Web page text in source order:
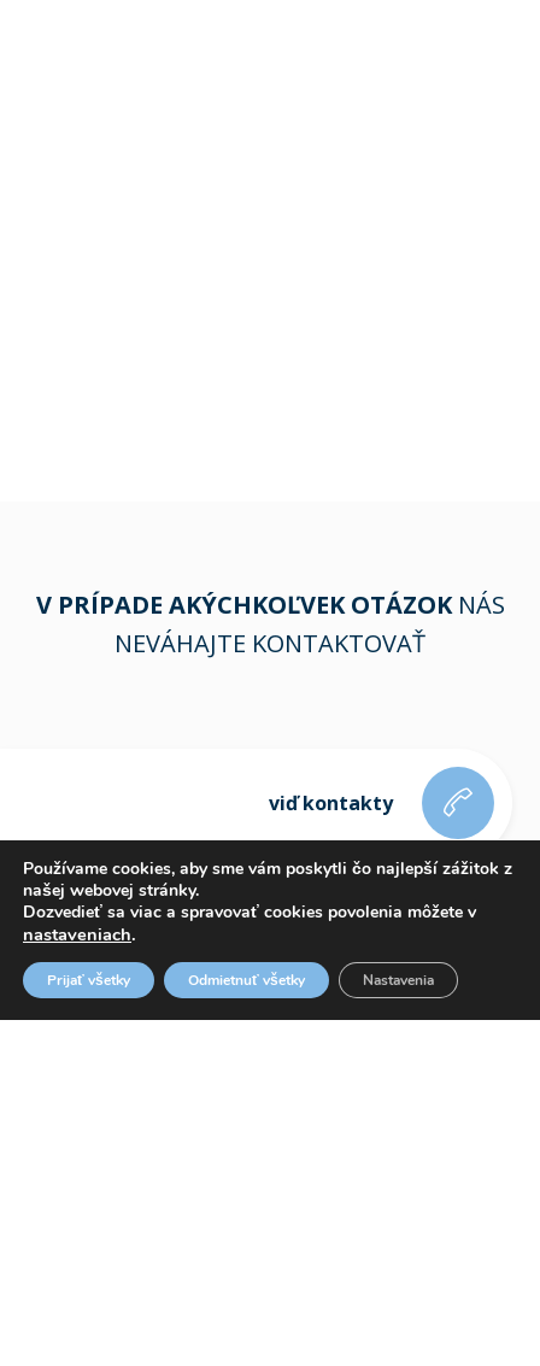
V PRÍPADE AKÝCHKOĽVEK OTÁZOKNÁS
NEVÁHAJTE KONTAKTOVAŤ
viď kontakty
Používame cookies, aby sme vám poskytli čo najlepší zážitok z
našej webovej stránky.
Dozvedieť sa viac a spravovať cookies povolenia môžete v
nastaveniach.
Prijať všetky Odmietnuť všetky Nastavenia